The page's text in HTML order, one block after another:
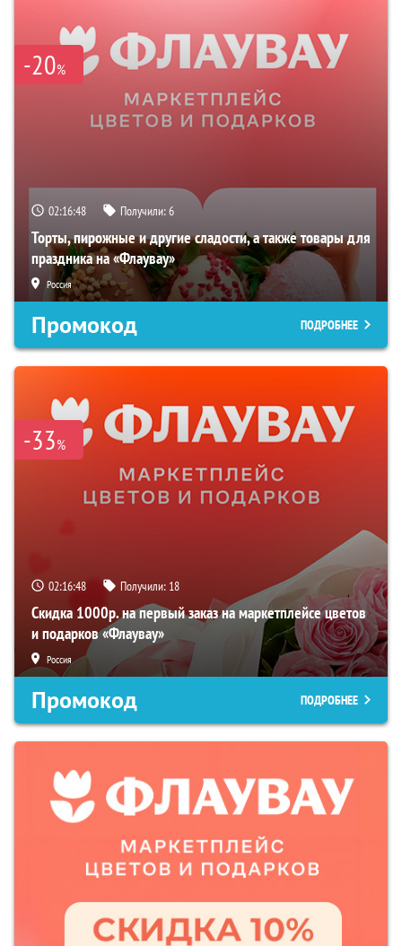
-20%
02:16:47 Получили:6
Торты, пирожные и другие сладости, а также товары для
праздника на «Флаувау»
Россия
Промокод ПОДРОБНЕЕ
-33%
02:16:47 Получили: 18
Скидка 1000р. на первый заказ на маркетплейсе цветов
и подарков «Флаувау»
Россия
Промокод ПОДРОБНЕЕ